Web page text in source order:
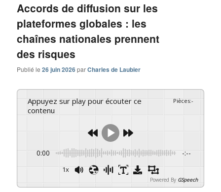
Accords de diffusion sur les
plateformes globales : les
chaînes nationales prennent
des risques
Publié le26 juin 2026parCharles de Laubier
Appuyez sur play pour écouter ce
contenu
Pièces:-
0:00 -:--
1x
Powered By GSpeech